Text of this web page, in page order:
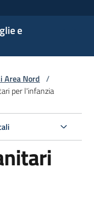
e
Area Nord /
per l'infanzia